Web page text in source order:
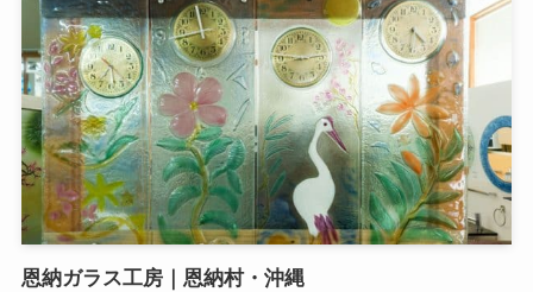
恩納ガラス工房｜恩納村・沖縄